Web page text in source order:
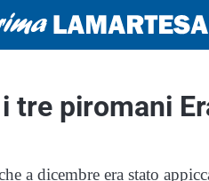
piromani
a dicembre era stato